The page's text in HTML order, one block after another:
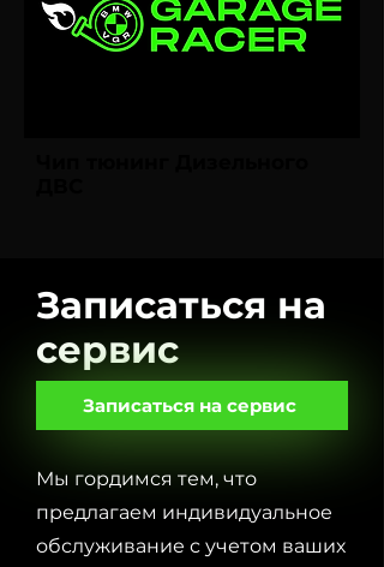
Записаться на
сервис
Записаться на сервис
Мы гордимся тем, что
предлагаем индивидуальное
обслуживание с учетом ваших